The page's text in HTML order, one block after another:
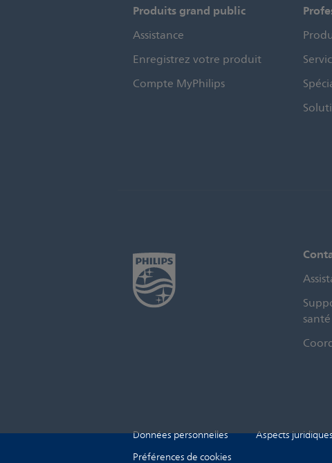
Produits grand public
Assistance
Enregistrez votre produit
Compte MyPhilips
santé
Données personnelles Aspects
Préférences de cookies